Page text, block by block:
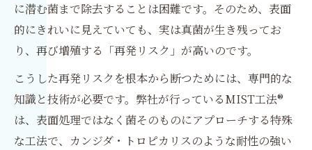
に潜む菌まで除去することは困難です。そのため、表面
的にきれいに見えていても、実は真菌が生き残ってお
り、再び増殖する「再発リスク」が高いのです。
こうした再発リスクを根本から断つためには、専門的な
知識と技術が必要です。弊社が行っているMIST工法®
は、表面処理ではなく菌そのものにアプローチする特殊
な工法で、カンジダ・トロピカリスのような耐性の強い